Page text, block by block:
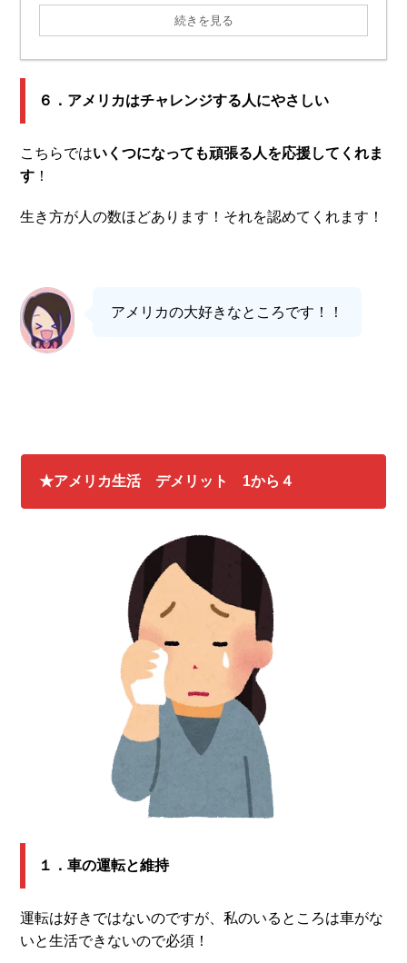
続きを見る
６．アメリカはチャレンジする人にやさしい
こちらではいくつになっても頑張る人を応援してくれま
す ！
生き方が人の数ほどあります！それを認めてくれます！
アメリカの大好きなところです！！
★アメリカ生活 デメリット 1から４
１．車の運転と維持
運転は好きではないのですが、私のいるところは車がな
いと生活できないので必須！